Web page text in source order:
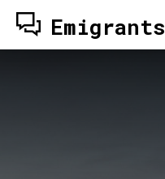
Emigrants